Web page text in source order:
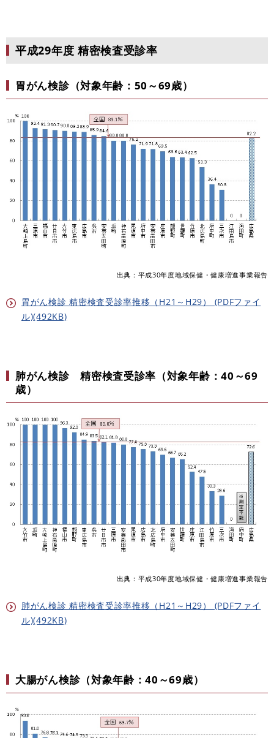
平成29年度 精密検査受診率
胃がん検診（対象年齢：50～69歳）
出典：平成30年度地域保健・健康増進事業報告
胃がん検診 精密検査受診率推移（H21～H29） (PDFファイ
ル)(492KB)
肺がん検診 精密検査受診率（対象年齢：40～69
歳）
出典：平成30年度地域保健・健康増進事業報告
肺がん検診 精密検査受診率推移（H21～H29） (PDFファイ
ル)(492KB)
大腸がん検診（対象年齢：40～69歳）